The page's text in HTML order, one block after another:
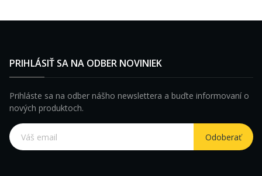
PRIHLÁSIŤ SA NA ODBER NOVINIEK
Prihláste sa na odber nášho newslettera a buďte informovaní o
nových produktoch.
Odoberať